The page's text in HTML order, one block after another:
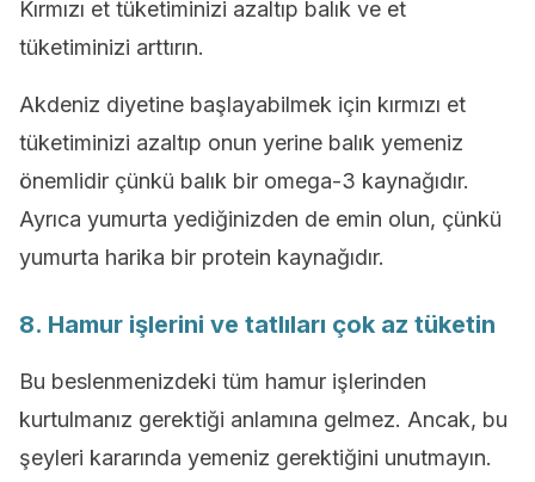
Kırmızı et tüketiminizi azaltıp balık ve et
tüketiminizi arttırın.
Akdeniz diyetine başlayabilmek için kırmızı et
tüketiminizi azaltıp onun yerine balık yemeniz
önemlidir çünkü balık bir omega-3 kaynağıdır.
Ayrıca yumurta yediğinizden de emin olun, çünkü
yumurta harika bir protein kaynağıdır.
8. Hamur işlerini ve tatlıları çok az tüketin
Bu beslenmenizdeki tüm hamur işlerinden
kurtulmanız gerektiği anlamına gelmez. Ancak, bu
şeyleri kararında yemeniz gerektiğini unutmayın.